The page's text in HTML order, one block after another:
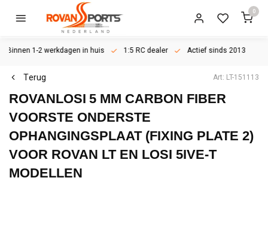
0
Binnen 1-2 werkdagen in huis 1:5 RC dealer Actief sinds 2013
Terug Art: LT-151113
ROVANLOSI 5 MM CARBON FIBER
VOORSTE ONDERSTE
OPHANGINGSPLAAT (FIXING PLATE 2)
VOOR ROVAN LT EN LOSI 5IVE-T
MODELLEN